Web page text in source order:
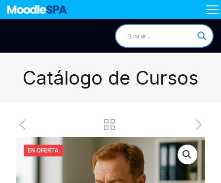
Catálogo de Cursos
EN OFERTA